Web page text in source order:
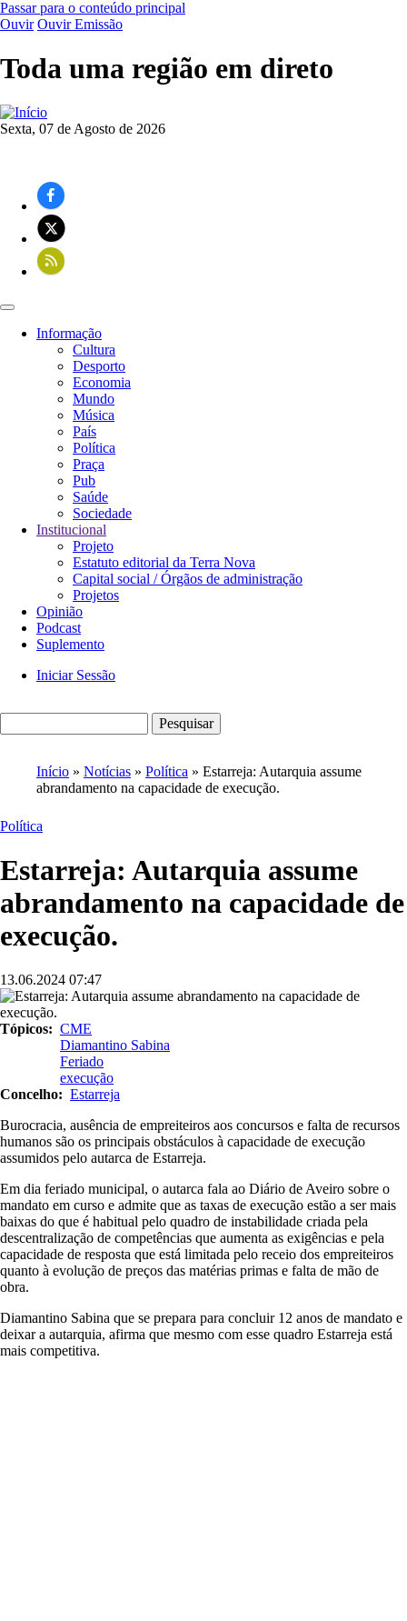
Passar para o conteúdo principal
Ouvir Ouvir Emissão
Toda uma região em direto
Sexta, 07 de Agosto de 2026
Navegação
principal
Informação
Cultura
Desporto
Economia
Mundo
Música
País
Política
Praça
Pub
Saúde
Sociedade
Institucional
Projeto
Estatuto editorial da Terra Nova
Capital social / Órgãos de administração
Projetos
Opinião
Podcast
Suplemento
de
Iniciar Sessão
Navegação
estrutural
Início Notícias Política
Estarreja: Autarquia assume
abrandamento na capacidade de execução.
Política
Estarreja: Autarquia assume
abrandamento na capacidade de
execução.
13.06.2024 07:47
Imagem
Tópicos
CME
Diamantino Sabina
Feriado
execução
Concelho
Estarreja
Burocracia, ausência de empreiteiros aos concursos e falta de recursos
humanos são os principais obstáculos à capacidade de execução
assumidos pelo autarca de Estarreja.
Em dia feriado municipal, o autarca fala ao Diário de Aveiro sobre o
mandato em curso e admite que as taxas de execução estão a ser mais
baixas do que é habitual pelo quadro de instabilidade criada pela
descentralização de competências que aumenta as exigências e pela
capacidade de resposta que está limitada pelo receio dos empreiteiros
quanto à evolução de preços das matérias primas e falta de mão de
obra.
Diamantino Sabina que se prepara para concluir 12 anos de mandato e
deixar a autarquia, afirma que mesmo com esse quadro Estarreja está
mais competitiva.